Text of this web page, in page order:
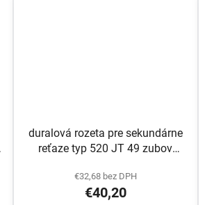
duralová rozeta pre sekundárne
reťaze typ 520 JT 49 zubov
€32,68 bez DPH
€40,20